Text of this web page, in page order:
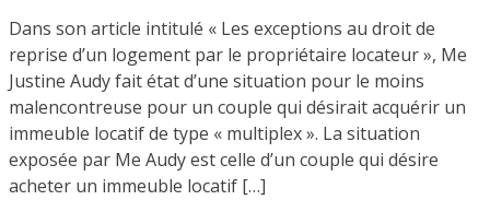
Dans son article intitulé « Les exceptions au droit de
reprise d’un logement par le propriétaire locateur », Me
Justine Audy fait état d’une situation pour le moins
malencontreuse pour un couple qui désirait acquérir un
immeuble locatif de type « multiplex ». La situation
exposée par Me Audy est celle d’un couple qui désire
acheter un immeuble locatif […]